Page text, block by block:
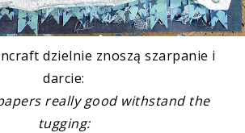
dzielnie znoszą szarpanie i
darcie:
really good withstand the
tugging: